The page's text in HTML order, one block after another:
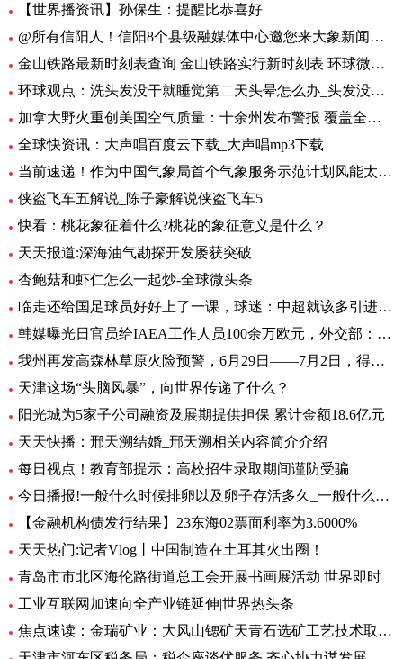
【世界播资讯】孙保生：提醒比恭喜好
@所有信阳人！信阳8个县级融媒体中心邀您来大象新闻，一起争做“山水茶都，红色信阳”推荐官
金山铁路最新时刻表查询 金山铁路实行新时刻表 环球微头条
环球观点：洗头发没干就睡觉第二天头晕怎么办_头发没吹干睡觉头疼怎么办
加拿大野火重创美国空气质量：十余州发布警报 覆盖全美1/3人口-焦点热闻
全球快资讯：大声唱百度云下载_大声唱mp3下载
当前速递！作为中国气象局首个气象服务示范计划风能太阳能发电精细化气象服务示范计划7月1日启动
侠盗飞车五解说_陈子豪解说侠盗飞车5
快看：桃花象征着什么?桃花的象征意义是什么？
天天报道:深海油气勘探开发屡获突破
杏鲍菇和虾仁怎么一起炒-全球微头条
临走还给国足球员好好上了一课，球迷：中超就该多引进这样的外援
韩媒曝光日官员给IAEA工作人员100余万欧元，外交部：日政府有责任作出解释 环球热文
我州再发高森林草原火险预警，6月29日——7月2日，得荣县为黄色预警区域
天津这场“头脑风暴”，向世界传递了什么？
阳光城为5家子公司融资及展期提供担保 累计金额18.6亿元
天天快播：邢天溯结婚_邢天溯相关内容简介介绍
每日视点！教育部提示：高校招生录取期间谨防受骗
今日播报!一般什么时候排卵以及卵子存活多久_一般什么时候排卵
【金融机构债发行结果】23东海02票面利率为3.6000%
天天热门:记者Vlog丨中国制造在土耳其火出圈！
青岛市市北区海伦路街道总工会开展书画展活动 世界即时
工业互联网加速向全产业链延伸|世界热头条
焦点速读：金瑞矿业：大风山锶矿天青石选矿工艺技术取得重大进展